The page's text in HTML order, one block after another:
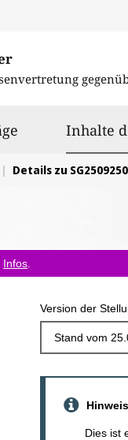
Inhalte
Details zu
Infos
Version der
Hinweis
Dies ist